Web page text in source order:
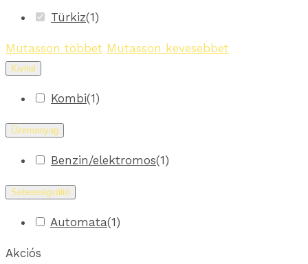
Türkiz(1)
Mutasson többet Mutasson kevesebbet
Kivitel
Kombi(1)
Üzemanyag
Benzin/elektromos(1)
Sebességváltó
Automata(1)
Akciós